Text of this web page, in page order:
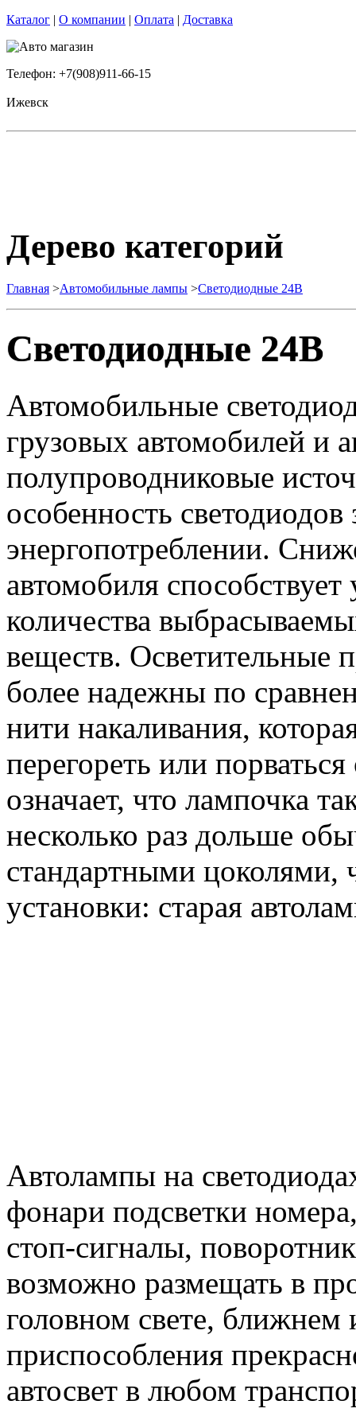
Каталог | О компании | Оплата | Доставка
Телефон: +7(908)911-66-15
Ижевск
Дерево категорий
Главная >Автомобильные лампы >Cветодиодные 24B
Cветодиодные 24B
Автомобильные
грузовых автомобилей и
полупроводниковые
особенность
энергопотреблении.
автомобиля
количества
веществ. Осветительные
более надежны по
нити накаливания,
перегореть или
означает, что лампочка
несколько раз дольше
стандартными цоколями,
установки: старая
Автолампы на
фонари подсветки
стоп-сигналы,
возможно размещать в
головном свете, ближнем
приспособления
автосвет в любом